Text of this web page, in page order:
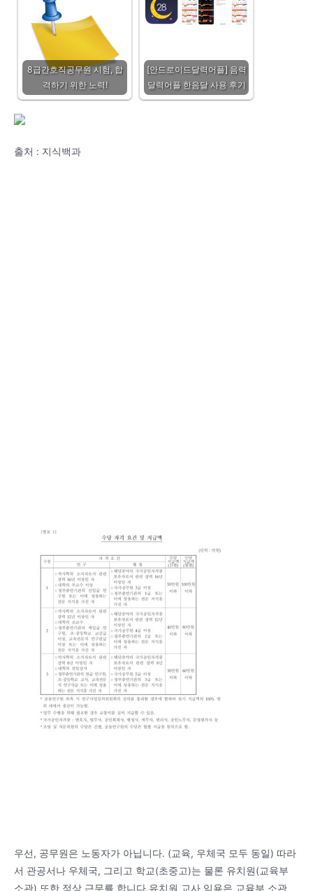
8급간호직공무원 시험, 합
격하기 위한 노력!
[안드로이드달력어플] 음력
달력어플 한음달 사용 후기
출처 : 지식백과
우선, 공무원은 노동자가 아닙니다. (교육, 우체국 모두 동일) 따라
서 관공서나 우체국, 그리고 학교(초중고)는 물론 유치원(교육부
소관) 또한 정상 근무를 합니다.유치원 교사 임용은 교육부 소관